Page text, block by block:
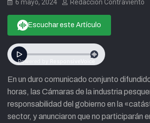
6 mayo, 2024 Redacción Contraviento
Escuchar este Artículo
En un duro comunicado conjunto
horas, las Cámaras de la industria
responsabilidad del gobierno en la
sector, y anunciaron que no participarán